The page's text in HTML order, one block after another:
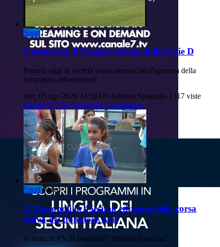
Sport
Clamoroso: il Fasano escluso dalla Serie D
Proprio oggi la società aveva annunciato l'apertura della
campagna abbonamenti
mer, 05 ago 2026 14:58 Di: Alfonso Spagnulo 1317 viste
Fasano Calcio Esclusione Campionato
Sport Video
A Monopoli la 45esima edizione della corsa
estiva del donatore Avis
Si tratta dell'VIII memorial "Michele Zaccaria".